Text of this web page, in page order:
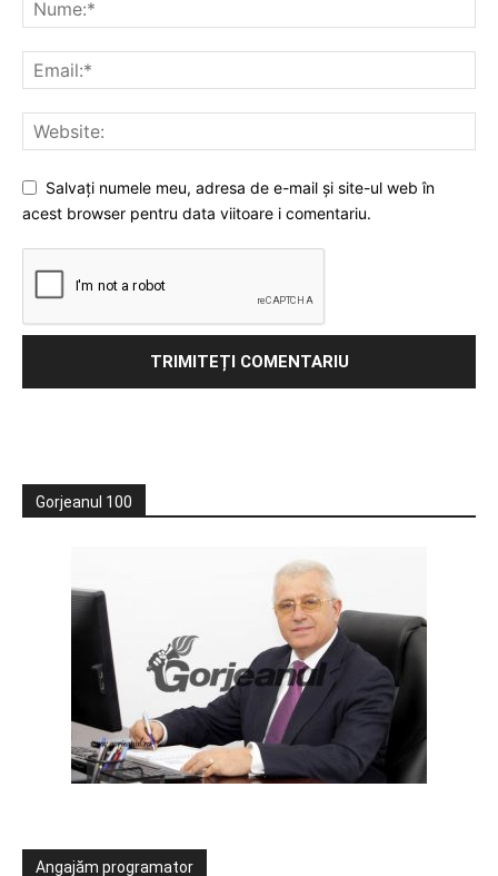
Salvați numele meu, adresa de e-mail și site-ul web în
acest browser pentru data viitoare i comentariu.
Gorjeanul 100
Angajăm programator